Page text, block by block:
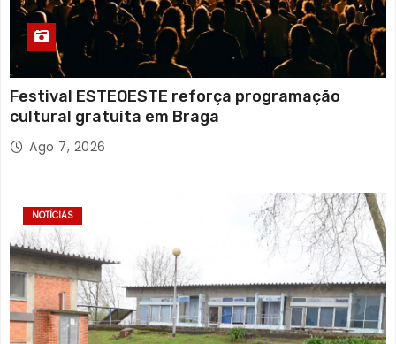
Festival ESTEOESTE reforça programação
cultural gratuita em Braga
Ago 7, 2026
NOTÍCIAS